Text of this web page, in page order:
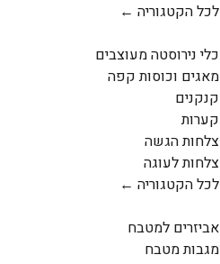
לכל הקטגוריה ←
כלי נירוסטה מעוצבים
מאגים וכוסות קפה
קנקנים
קערות
צלחות הגשה
צלחות לעוגה
לכל הקטגוריה ←
אביזרים למטבח
מגבות מטבח